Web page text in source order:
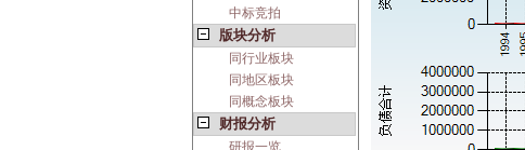
中标竞拍
版块分析
同行业板块
同地区板块
同概念板块
财报分析
研报一览